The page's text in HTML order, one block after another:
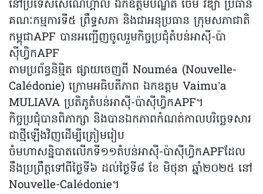
នៅប្រទេសសេណេហ្គាល់ ឯកឧត្តមបណ្ឌិត ចែម វីឌ្យ៉ា ប្រធាន
គណៈកម្មការទី៥ ព្រឹទ្ធសភា និងជាអនុប្រធាន ក្រុមសភាជាតិ
កម្ពុជាAPF បានអញ្ជើញចូលរួមកិច្ចប្រជុំតំបន់អាស៊ី-ប៉ា
ស៊ីហ្វិកAPF
តាមប្រព័ន្ធនិម្មិត ផ្សាយចេញពី Nouméa (Nouvelle-
Calédonie) ក្រោមអធិបតីភាព ឯកឧត្តម Vaimu’a
MULIAVA ប្រតិភូតំបន់អាស៊ី-ប៉ាស៊ីហ្វិកAPF។
កិច្ចប្រជុំបានពិភាក្សា និងបានឯកភាពកំណត់កាលបរិច្ឆេទសារ
ជាថ្មីឡើងវិញដើម្បីត្រៀមរៀប
ចំមហាសន្និបាតលើកទី១១តំបន់អាស៊ី-ប៉ាស៊ីហ្វិកAPFដែល
នឹងប្រព្រឹត្តទៅពីថ្ងៃទី៦ ដល់ថ្ងៃទី៨ ខែ មិថុនា ឆ្នាំ២០២៥ នៅ
Nouvelle-Calédonie។